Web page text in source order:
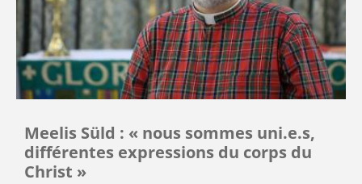
Meelis Süld : « nous sommes uni.e.s,
différentes expressions du corps du
Christ »